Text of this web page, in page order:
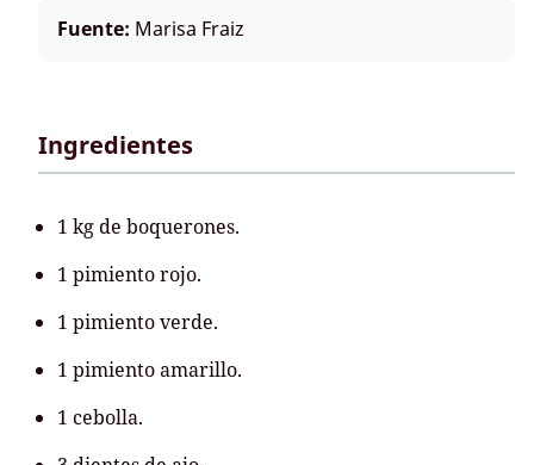
Fuente: Marisa Fraiz
Ingredientes
1 kg de boquerones.
1 pimiento rojo.
1 pimiento verde.
1 pimiento amarillo.
1 cebolla.